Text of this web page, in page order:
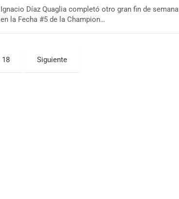
Ignacio Díaz Quaglia completó otro gran fin de semana
en la Fecha #5 de la Champion…
18 Siguiente